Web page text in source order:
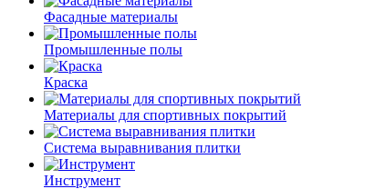
Фасадные материалы
Промышленные полы
Краска
Материалы для спортивных покрытий
Система выравнивания плитки
Инструмент